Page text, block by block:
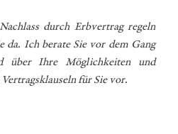
durch Erbvertrag regeln
da. Ich berate Sie vor dem Gang
über Ihre Möglichkeiten und
für Sie vor.